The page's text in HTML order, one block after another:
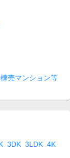
売マンション等
3DK 3LDK 4K